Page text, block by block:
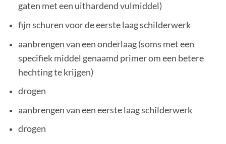
gaten met een uithardend vulmiddel)
fijn schuren voor de eerste laag schilderwerk
aanbrengen van een onderlaag (soms met een
specifiek middel genaamd primer om een betere
hechting te krijgen)
drogen
aanbrengen van een eerste laag schilderwerk
drogen